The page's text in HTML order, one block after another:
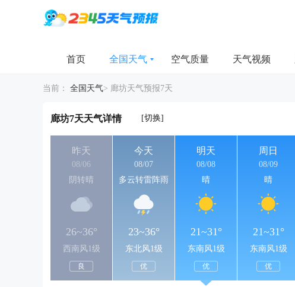
首页 全国天气 空气质量 天气视频
当前： 全国天气> 廊坊天气预报7天
廊坊7天天气详情 [切换]
昨天
08/06
阴转晴
26~36°
西南风1级
良
今天
08/07
多云转雷阵雨
23~36°
东北风1级
优
明天
08/08
晴
21~31°
东南风1级
优
周日
08/09
晴
21~31°
东南风1级
优